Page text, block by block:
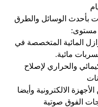
بأحدث الوسائل والطرق
مستوى:
المائية المتخصصة في
مائية.
والحراري لإصلاح
الالكترونية وأيضا
الفوق صوتية